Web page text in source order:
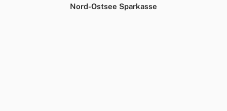
Nord-Ostsee Sparkasse